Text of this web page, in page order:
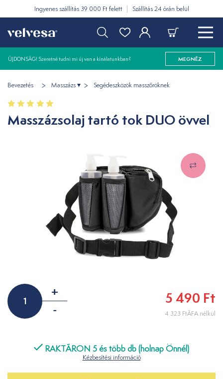
Ingyenes szállítás 39 000 Ft felett Szállítás 24 órán belül
ÚJDONSÁG! Szeretné tudni mi új van a kínálatunkban? MEGNÉZ
Bevezetés Masszázs Segédeszközök masszőröknek
Masszázsolaj tartó tok DUO övvel
+
-
5 490 Ft
4 323 FtÁFA nélkül
RAKTÁRON 5 és több db (holnap Önnél)
Kézbesítési információ